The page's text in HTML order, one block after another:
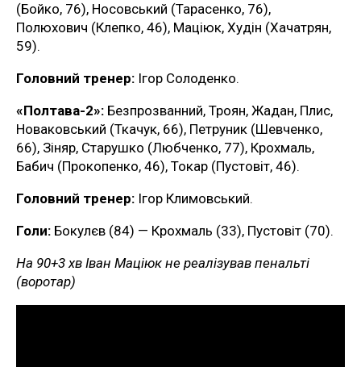
(Бойко, 76), Носовський (Тарасенко, 76),
Полюхович (Клепко, 46), Маціюк, Худін (Хачатрян,
59).
Головний тренер: Ігор Солоденко.
«Полтава-2»: Безпрозванний, Троян, Жадан, Плис,
Новаковський (Ткачук, 66), Петруник (Шевченко,
66), Зіняр, Старушко (Любченко, 77), Крохмаль,
Бабич (Прокопенко, 46), Токар (Пустовіт, 46).
Головний тренер: Ігор Климовський.
Голи: Бокулєв (84) — Крохмаль (33), Пустовіт (70).
На 90+3 хв Іван Маціюк не реалізував пенальті
(воротар)